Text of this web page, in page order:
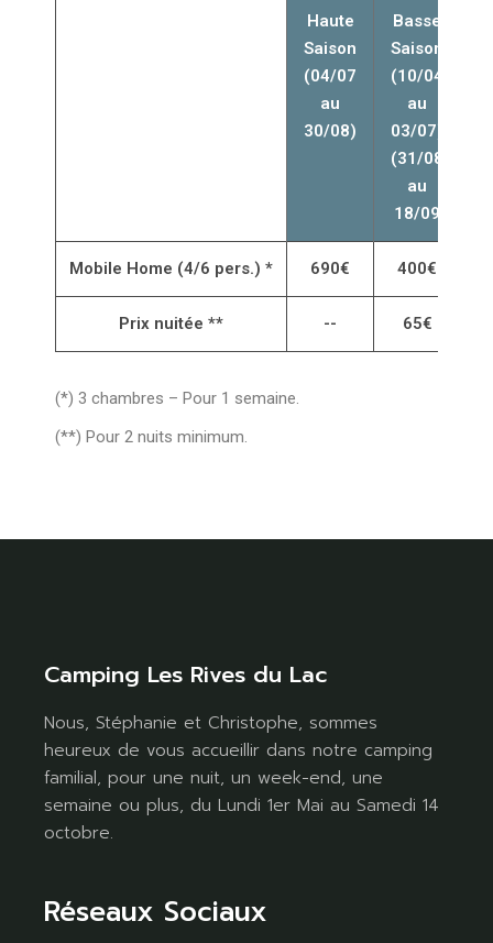
Haute
Saison
(04/07
au
30/08)
Basse
Saison
(10/04
au
03/07)
(31/08
au
18/09
Mobile Home (4/6 pers.) * 690€ 400€
Prix nuitée ** -- 65€
(*)3 chambres – Pour 1 semaine.
(**) Pour 2 nuits minimum.
Camping Les Rives du Lac
Nous, Stéphanie et Christophe, sommes
heureux de vous accueillir dans notre camping
familial, pour une nuit, un week-end, une
semaine ou plus, du Lundi 1er Mai au Samedi 14
octobre.
Réseaux Sociaux